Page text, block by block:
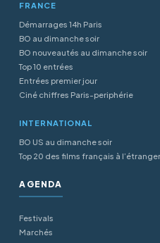
FRANCE
Démarrages 14h Paris
BO au dimanche soir
BO nouveautés au dimanche soir
Top 10 entrées
Entrées premier jour
Ciné chiffres Paris-periphérie
INTERNATIONAL
BO US au dimanche soir
Top 20 des films français à l’étranger
AGENDA
Festivals
Marchés